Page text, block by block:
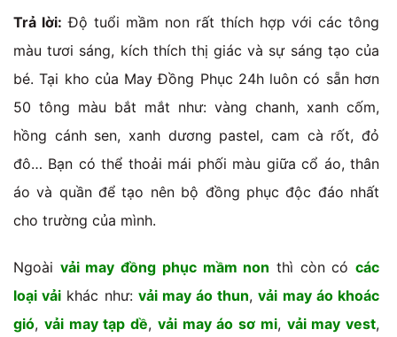
Trả lời: Độ tuổi mầm non rất thích hợp với các tông
màu tươi sáng, kích thích thị giác và sự sáng tạo của
bé. Tại kho của May Đồng Phục 24h luôn có sẵn hơn
50 tông màu bắt mắt như: vàng chanh, xanh cốm,
hồng cánh sen, xanh dương pastel, cam cà rốt, đỏ
đô… Bạn có thể thoải mái phối màu giữa cổ áo, thân
áo và quần để tạo nên bộ đồng phục độc đáo nhất
cho trường của mình.
Ngoài vải may đồng phục mầm non thì còn cócác
loại vải khác như: vải may áo thun,vải may áo khoác
gió, vải may tạp dề, vải may áo sơ mi, vải may vest,